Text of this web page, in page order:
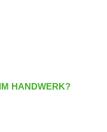
HANDWERK?